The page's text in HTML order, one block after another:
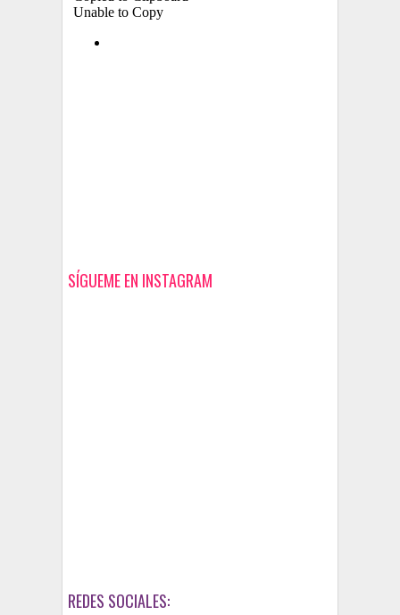
SÍGUEME EN INSTAGRAM
REDES SOCIALES: